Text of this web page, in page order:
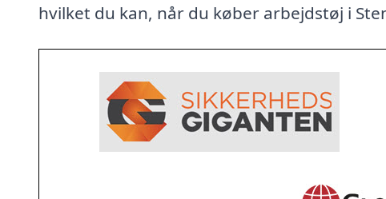
hvilket du kan, når du køber arbejdstøj i